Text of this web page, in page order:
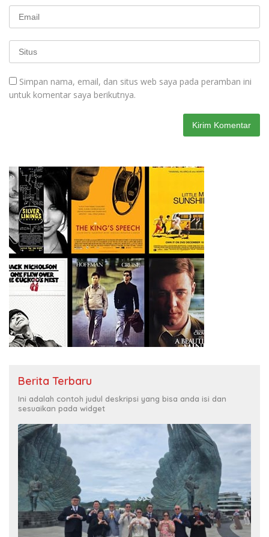
Simpan nama, email, dan situs web saya pada peramban ini
untuk komentar saya berikutnya.
Berita Terbaru
Ini adalah contoh judul deskripsi yang bisa anda isi dan
sesuaikan pada widget